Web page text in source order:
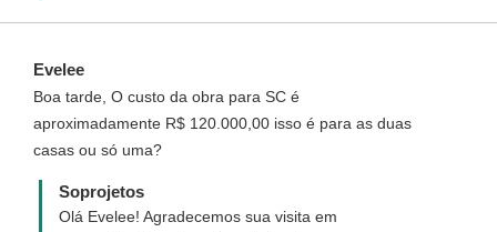
será elaborado do seu jeito ao seu gosto e
link abaixo veja como funciona e solicite o
seu, será um prazer te-lo como nosso
cliente.
http://www.soprojetos.com.br/personalizado
Evelee
Boa tarde, O custo da obra para SC é
aproximadamente R$ 120.000,00 isso é para as duas
casas ou só uma?
Soprojetos
Olá Evelee! Agradecemos sua visita em